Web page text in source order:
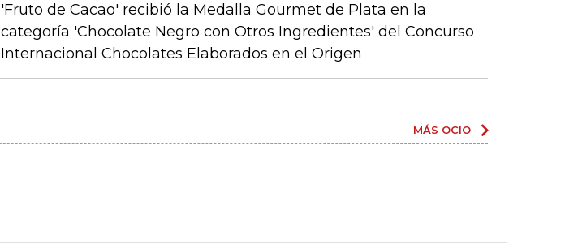
'Fruto de Cacao' recibió la Medalla Gourmet de Plata en la
categoría 'Chocolate Negro con Otros Ingredientes' del Concurso
Internacional Chocolates Elaborados en el Origen
MÁS OCIO